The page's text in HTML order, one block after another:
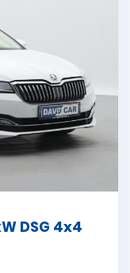
DSG 4x4